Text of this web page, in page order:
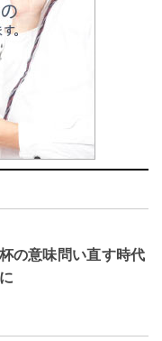
の意味問い直す時代